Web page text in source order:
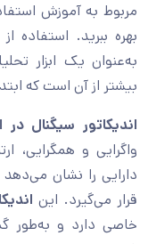
مربوط به آموزش
بهره ببرید. استفاده
به‌عنوان یک ابزار
بیشتر از آن است که
اندیکاتور سیگنال در
واگرایی و همگرایی،
دارایی را نشان می‌دهد
قرار می‌گیرد. این
خاصی دارد و به‌طور